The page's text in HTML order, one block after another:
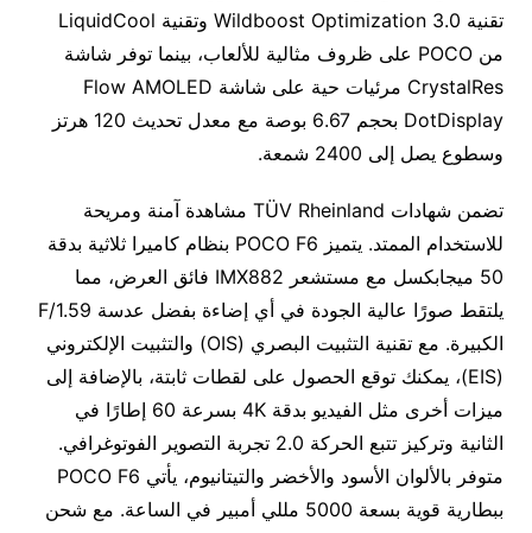
تقنية Wildboost Optimization 3.0 وتقنية LiquidCool
من POCO على ظروف مثالية للألعاب، بينما توفر شاشة
CrystalRes مرئيات حية على شاشة Flow AMOLED
DotDisplay بحجم 6.67 بوصة مع معدل تحديث 120 هرتز
وسطوع يصل إلى 2400 شمعة.
تضمن شهادات TÜV Rheinland مشاهدة آمنة ومريحة
للاستخدام الممتد. يتميز POCO F6 بنظام كاميرا ثلاثية بدقة
50 ميجابكسل مع مستشعر IMX882 فائق العرض، مما
يلتقط صورًا عالية الجودة في أي إضاءة بفضل عدسة F/1.59
الكبيرة. مع تقنية التثبيت البصري (OIS) والتثبيت الإلكتروني
(EIS)، يمكنك توقع الحصول على لقطات ثابتة، بالإضافة إلى
ميزات أخرى مثل الفيديو بدقة 4K بسرعة 60 إطارًا في
الثانية وتركيز تتبع الحركة 2.0 تجربة التصوير الفوتوغرافي.
متوفر بالألوان الأسود والأخضر والتيتانيوم، يأتي POCO F6
ببطارية قوية بسعة 5000 مللي أمبير في الساعة. مع شحن